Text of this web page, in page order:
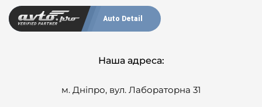
Auto Detail
Наша адреса:
м. Дніпро, вул. Лабораторна 31